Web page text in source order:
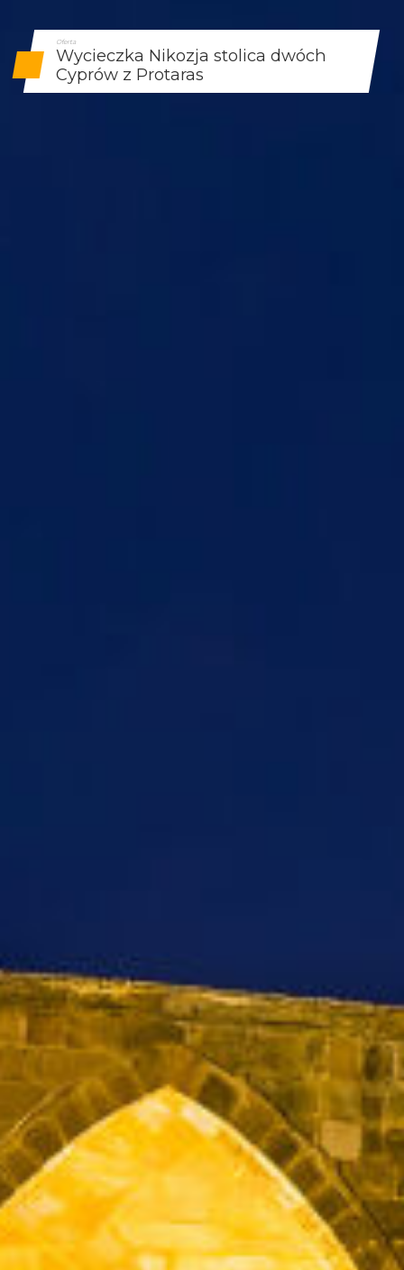
Oferta
Wycieczka Nikozja stolica dwóch
Cyprów z Protaras